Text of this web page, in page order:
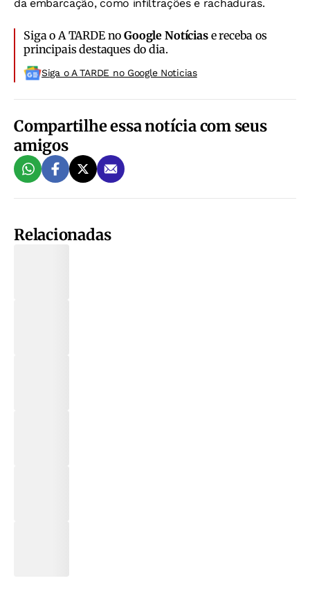
da embarcação, como infiltrações e rachaduras.
Siga o A TARDE noGoogle Notíciase receba os
principais destaques do dia.
Siga o A TARDE no Google Noticias
Compartilhe essa notícia com seus
amigos
Relacionadas